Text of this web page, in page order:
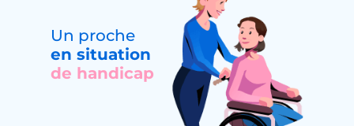
Un proche
en situation
de handicap